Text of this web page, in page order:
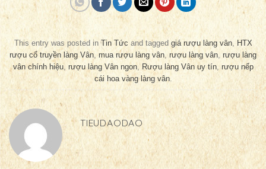
This entry was posted inTin Tức and tagged giá rượu làng vân, HTX
rượu cổ truyền làng Vân, mua rượu làng vân, rượu làng vân, rượu làng
vân chính hiệu, rượu làng Vân ngon, Rượu làng Vân uy tín, rượu nếp
cái hoa vàng làng vân.
TIEUDAODAO